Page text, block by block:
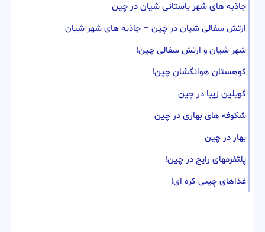
جاذبه های شهر باستانی شیان در چین
ارتش سفالی شیان در چین – جاذبه های شهر شیان
شهر شیان و ارتش سفالی چین!
کوهستان هوانگشان چین!
گویلین زیبا در چین
شکوفه های بهاری در چین
بهار در چین
پلتفرمهای رایج در چین!
غذاهای چینی کره ای!